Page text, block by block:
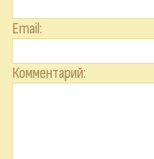
Email:
Комментарий: